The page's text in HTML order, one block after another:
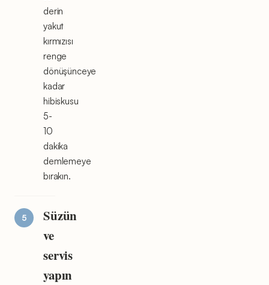
derin
yakut
kırmızısı
renge
dönüşünceye
kadar
hibiskusu
5-
10
dakika
demlemeye
bırakın.
Süzün
ve
servis
yapın